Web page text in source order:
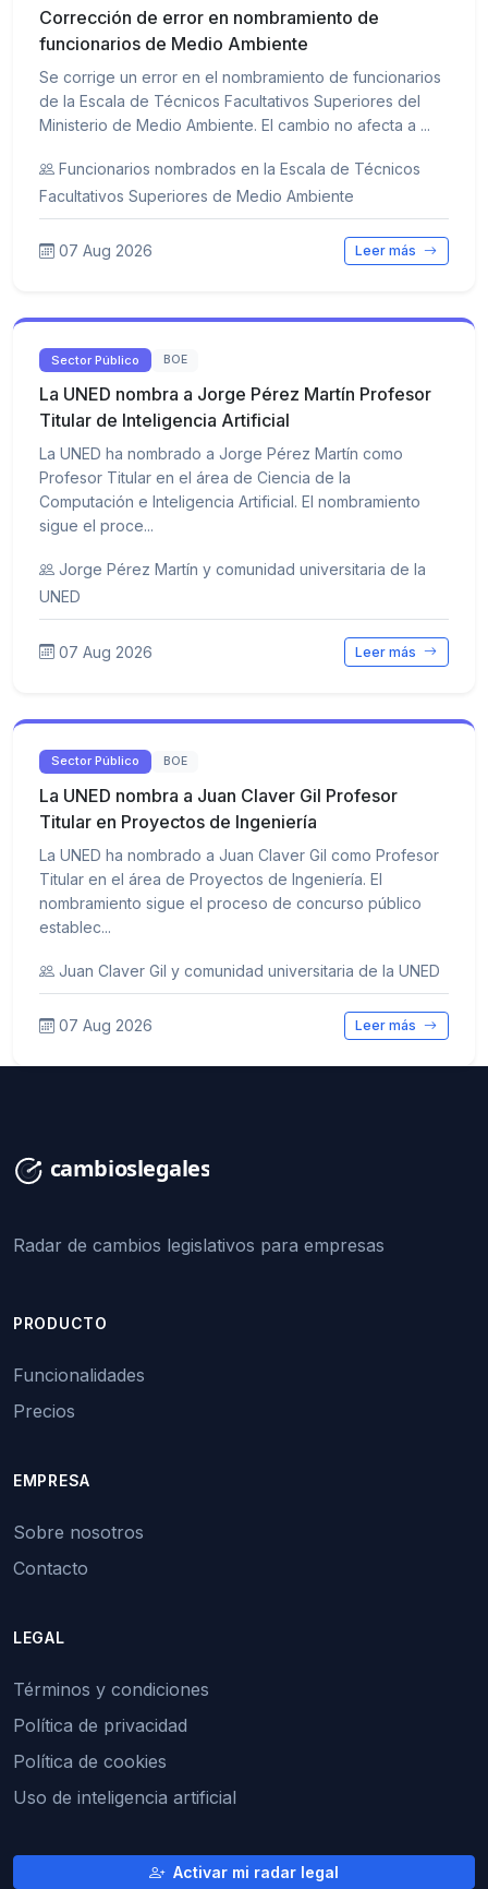
Corrección de error en nombramiento de
funcionarios de Medio Ambiente
Se corrige un error en el nombramiento de funcionarios
de la Escala de Técnicos Facultativos Superiores del
Ministerio de Medio Ambiente. El cambio no afecta a ...
Funcionarios nombrados en la Escala de Técnicos
Facultativos Superiores de Medio Ambiente
07 Aug 2026 Leer más
Sector Público BOE
La UNED nombra a Jorge Pérez Martín Profesor
Titular de Inteligencia Artificial
La UNED ha nombrado a Jorge Pérez Martín como
Profesor Titular en el área de Ciencia de la
Computación e Inteligencia Artificial. El nombramiento
sigue el proce...
Jorge Pérez Martín y comunidad universitaria de la
UNED
07 Aug 2026 Leer más
Sector Público BOE
La UNED nombra a Juan Claver Gil Profesor
Titular en Proyectos de Ingeniería
La UNED ha nombrado a Juan Claver Gil como Profesor
Titular en el área de Proyectos de Ingeniería. El
nombramiento sigue el proceso de concurso público
establec...
Juan Claver Gil y comunidad universitaria de la UNED
07 Aug 2026 Leer más
Radar de cambios legislativos para empresas
PRODUCTO
Funcionalidades
Precios
EMPRESA
Sobre nosotros
Contacto
LEGAL
Términos y condiciones
Política de privacidad
Política de cookies
Uso de inteligencia artificial
Activar mi radar legal